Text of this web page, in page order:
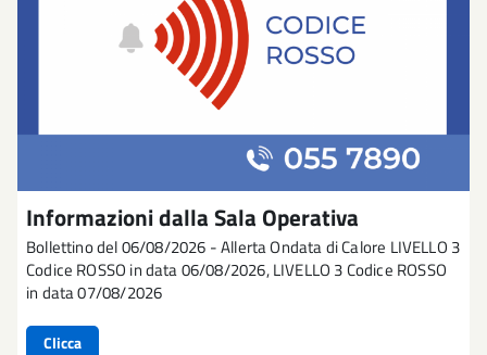
Informazioni dalla Sala Operativa
Bollettino del 06/08/2026 - Allerta Ondata di Calore LIVELLO 3
Codice ROSSO in data 06/08/2026, LIVELLO 3 Codice ROSSO
in data 07/08/2026
Clicca